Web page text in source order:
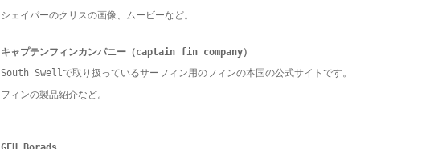
シェイパーのクリスの画像、ムービーなど。
キャプテンフィンカンパニー（captain fin company）
South Swellで取り扱っているサーフィン用のフィンの本国の公式サイトです。
フィンの製品紹介など。